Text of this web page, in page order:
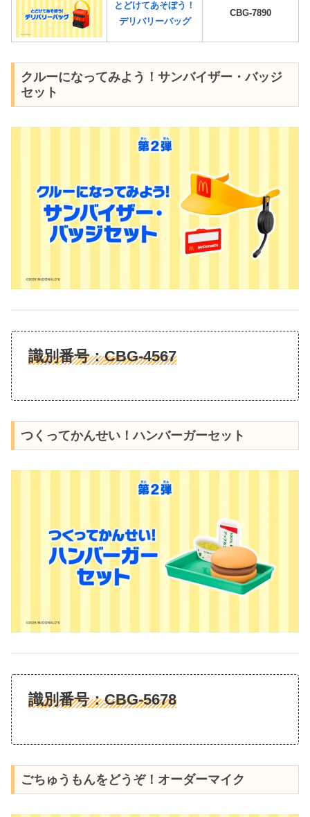
とどけてあそぼう！
デリバリーバッグ
CBG-7890
クルーになってみよう！サンバイザー・バッジ
セット
識別番号：CBG-4567
つくってかんせい！ハンバーガーセット
識別番号：CBG-5678
ごちゅうもんをどうぞ！オーダーマイク